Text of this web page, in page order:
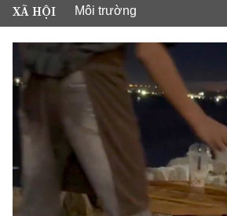
XÃ HỘI Môi trường